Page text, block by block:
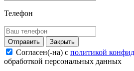
Телефон
Закрыть
Согласен(-на) c политикой
обработкой персональных данных